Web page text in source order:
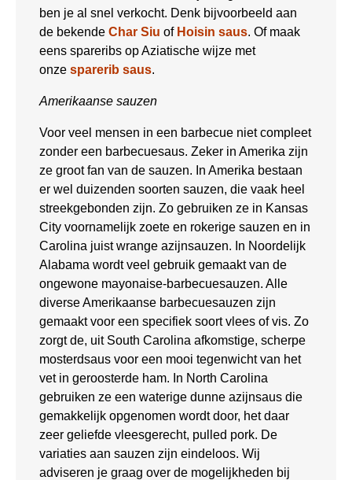
ben je al snel verkocht. Denk bijvoorbeeld aan
de bekende Char Siu of Hoisin saus. Of maak
eens spareribs op Aziatische wijze met
onze sparerib saus.
Amerikaanse sauzen
Voor veel mensen in een barbecue niet compleet
zonder een barbecuesaus. Zeker in Amerika zijn
ze groot fan van de sauzen. In Amerika bestaan
er wel duizenden soorten sauzen, die vaak heel
streekgebonden zijn. Zo gebruiken ze in Kansas
City voornamelijk zoete en rokerige sauzen en in
Carolina juist wrange azijnsauzen. In Noordelijk
Alabama wordt veel gebruik gemaakt van de
ongewone mayonaise-barbecuesauzen. Alle
diverse Amerikaanse barbecuesauzen zijn
gemaakt voor een specifiek soort vlees of vis. Zo
zorgt de, uit South Carolina afkomstige, scherpe
mosterdsaus voor een mooi tegenwicht van het
vet in geroosterde ham. In North Carolina
gebruiken ze een waterige dunne azijnsaus die
gemakkelijk opgenomen wordt door, het daar
zeer geliefde vleesgerecht, pulled pork. De
variaties aan sauzen zijn eindeloos. Wij
adviseren je graag over de mogelijkheden bij